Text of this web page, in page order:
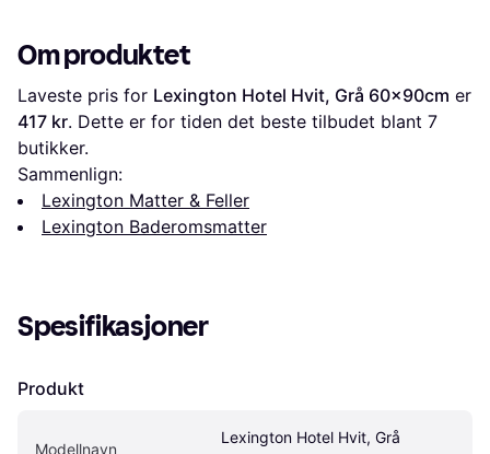
Om produktet
Laveste pris for Lexington Hotel Hvit, Grå 60x90cm
417 kr. Dette er for tiden det beste tilbudet blant 7
butikker.
Sammenlign:
Lexington Matter & Feller
Lexington Baderomsmatter
Spesifikasjoner
Produkt
Modellnavn
Lexington Hotel Hvit, Grå